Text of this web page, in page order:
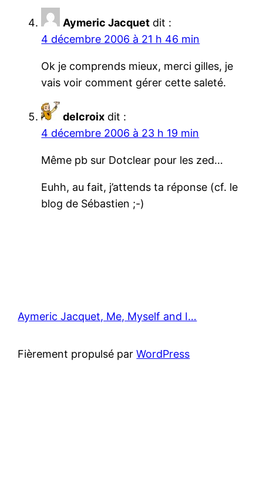
Aymeric Jacquet dit :
4 décembre 2006 à 21 h 46 min
Ok je comprends mieux, merci gilles, je
vais voir comment gérer cette saleté.
delcroix dit :
4 décembre 2006 à 23 h 19 min
Même pb sur Dotclear pour les zed…
Euhh, au fait, j’attends ta réponse (cf. le
blog de Sébastien ;-)
Aymeric Jacquet, Me, Myself and I…
Fièrement propulsé parWordPress